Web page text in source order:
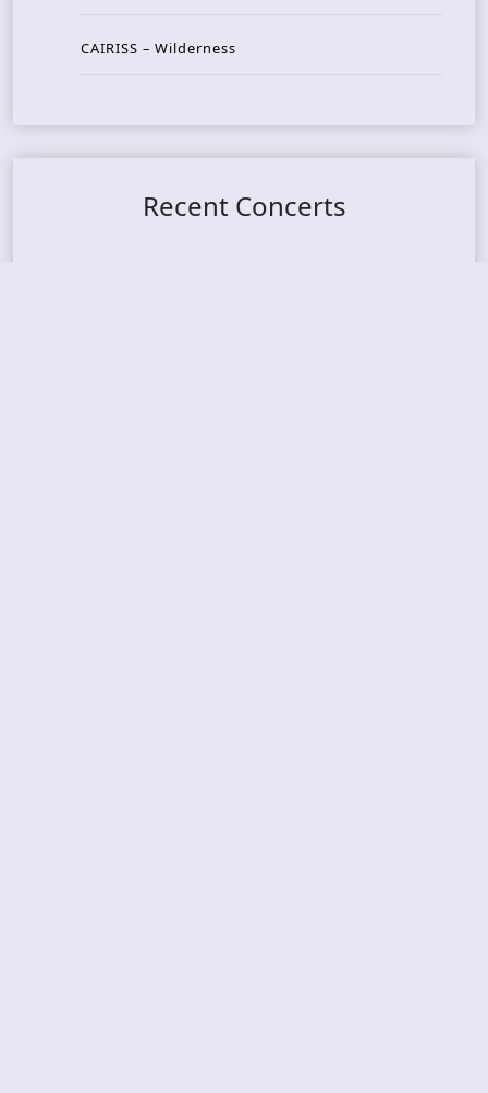
CAIRISS – Wilderness
Recent Concerts